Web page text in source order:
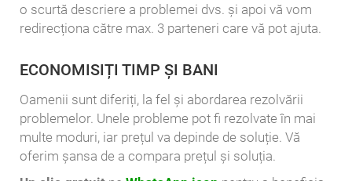
o scurtă descriere a problemei dvs. și apoi vă vom
redirecționa către max. 3 parteneri care vă pot ajuta.
ECONOMISIȚI TIMP ȘI BANI
Oamenii sunt diferiți, la fel și abordarea rezolvării
problemelor. Unele probleme pot fi rezolvate în mai
multe moduri, iar prețul va depinde de soluție. Vă
oferim șansa de a compara prețul și soluția.